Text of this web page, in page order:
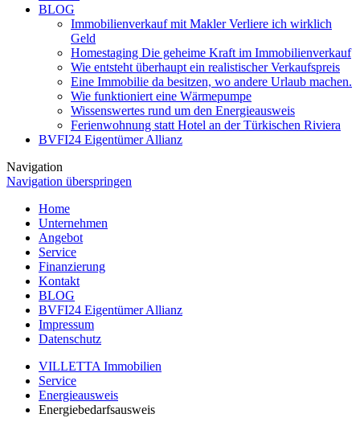
BLOG
Immobilienverkauf mit Makler Verliere ich wirklich
Geld
Homestaging Die geheime Kraft im Immobilienverkauf
Wie entsteht überhaupt ein realistischer Verkaufspreis
Eine Immobilie da besitzen, wo andere Urlaub machen.
Wie funktioniert eine Wärmepumpe
Wissenswertes rund um den Energieausweis
Ferienwohnung statt Hotel an der Türkischen Riviera
BVFI24 Eigentümer Allianz
Navigation
Navigation überspringen
Home
Unternehmen
Angebot
Service
Finanzierung
Kontakt
BLOG
BVFI24 Eigentümer Allianz
Impressum
Datenschutz
VILLETTA Immobilien
Service
Energieausweis
Energiebedarfsausweis